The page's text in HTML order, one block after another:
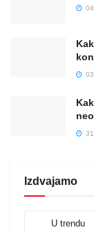
Izdvajamo
U trendu